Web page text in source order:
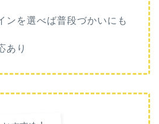
ンを選べば普段づかいにも
あり